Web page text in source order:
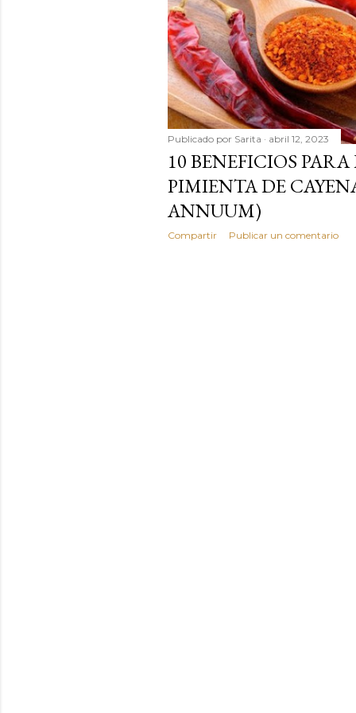
Publicado por Sarita abril 12, 2023
10 BENEFICIOS
PIMIENTA DE
ANNUUM)
Compartir Publicar un comentario